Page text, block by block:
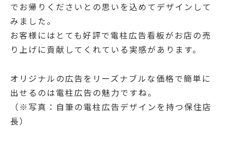
でお帰りくださいとの思いを込めてデザインして
みました。
お客様にはとても好評で電柱広告看板がお店の売
り上げに貢献してくれている実感があります。
オリジナルの広告をリーズナブルな価格で簡単に
出せるのは電柱広告の魅力ですね。
（※写真：自筆の電柱広告デザインを持つ保住店
長）